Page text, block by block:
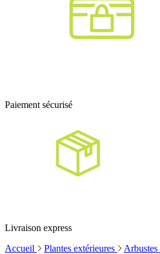
Paiement sécurisé
Livraison express
Accueil
Plantes extérieures